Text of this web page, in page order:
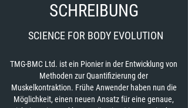
SCHREIBUNG
SCIENCE FOR BODY EVOLUTION
TMG-BMC Ltd. ist ein Pionier in der Entwicklung von
Methoden zur Quantifizierung der
Muskelkontraktion. Frühe Anwender haben nun die
Möglichkeit, einen neuen Ansatz für eine genaue,